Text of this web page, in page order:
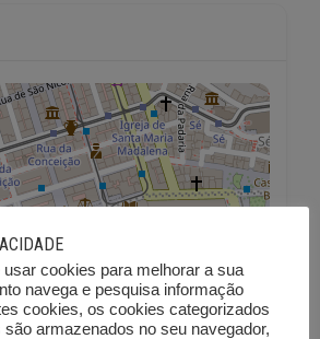
usar cookies para melhorar a sua
navega e pesquisa informação
cookies, os cookies categorizados
armazenados no seu navegador,